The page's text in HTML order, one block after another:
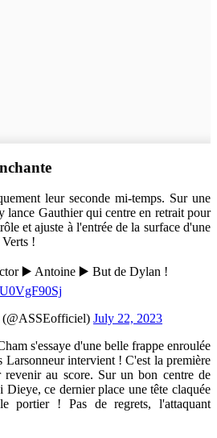
leur seconde mi-temps. Sur une
lance Gauthier qui centre en retrait pour
et ajuste à l'entrée de la surface d'une
!
▶️ Antoine ▶️ But de Dylan !
July 22, 2023
s'essaye d'une belle frappe enroulée
Larsonneur intervient ! C'est la première
revenir au score. Sur un bon centre de
ce dernier place une tête claquée
portier ! Pas de regrets, l'attaquant